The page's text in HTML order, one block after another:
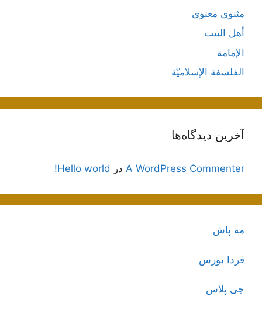
مثنوی معنوی
أهل البيت
الإمامة
الفلسفة الإسلاميّة
آخرین دیدگاه‌ها
A WordPress Commenter در Hello world!
مه پاش
فردا بورس
جی پلاس